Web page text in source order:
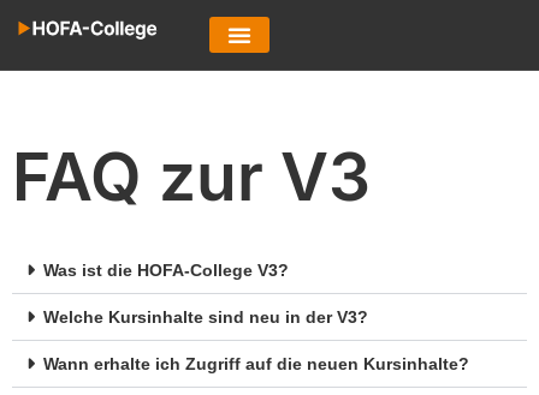
FAQ zur V3
Was ist die HOFA-College V3?
Welche Kursinhalte sind neu in der V3?
Wann erhalte ich Zugriff auf die neuen Kursinhalte?